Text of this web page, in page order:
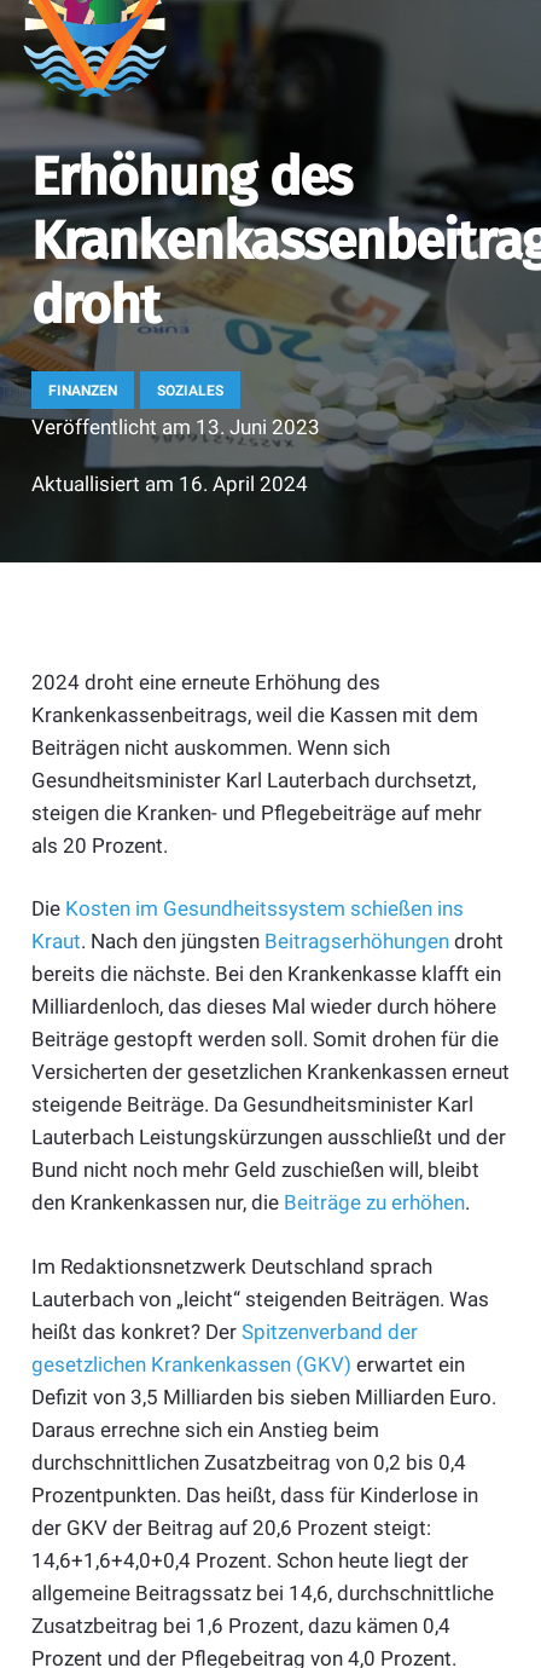
Erhöhung des
droht
FINANZEN SOZIALES
Veröffentlicht am 13. Juni 2023
Aktuallisiert am 16. April 2024
2024 droht eine erneute Erhöhung des
Krankenkassenbeitrags, weil die Kassen mit dem
Beiträgen nicht auskommen. Wenn sich
Gesundheitsminister Karl Lauterbach durchsetzt,
steigen die Kranken- und Pflegebeiträge auf mehr
als 20 Prozent.
Die Kosten im Gesundheitssystem schießen ins
Kraut. Nach den jüngsten Beitragserhöhungendroht
bereits die nächste. Bei den Krankenkasse klafft ein
Milliardenloch, das dieses Mal wieder durch höhere
Beiträge gestopft werden soll. Somit drohen für die
Versicherten der gesetzlichen Krankenkassen erneut
steigende Beiträge. Da Gesundheitsminister Karl
LauterbachLeistungskürzungen ausschließt und der
Bund nicht noch mehr Geld zuschießen will, bleibt
den Krankenkassen nur, die Beiträge zu erhöhen.
Im Redaktionsnetzwerk Deutschland sprach
Lauterbach von „leicht“ steigenden Beiträgen. Was
heißt das konkret? Der Spitzenverband der
gesetzlichen Krankenkassen (GKV) erwartet ein
Defizit von 3,5 Milliarden bis sieben Milliarden Euro.
Daraus errechne sich ein Anstieg beim
durchschnittlichen Zusatzbeitrag von 0,2 bis 0,4
Prozentpunkten. Das heißt, dass für Kinderlose in
der GKV der Beitrag auf 20,6 Prozent steigt:
14,6+1,6+4,0+0,4 Prozent. Schon heute liegt der
allgemeine Beitragssatz bei 14,6, durchschnittliche
Zusatzbeitrag bei 1,6 Prozent, dazu kämen 0,4
Prozent und der Pflegebeitrag von 4,0 Prozent.